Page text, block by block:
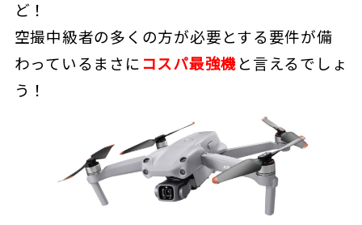
ど！
空撮中級者の多くの方が必要とする要件が備
わっているまさに コスパ最強機と言えるでしょ
う！